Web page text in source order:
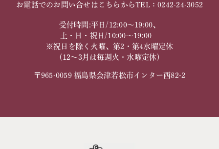
お電話でのお問い合せはこちらからTEL：0242-24-3052
受付時間:平日/12:00～19:00、
土・日・祝日/10:00～19:00
※祝日を除く火曜、第2・第4水曜定休
（12～3月は毎週火・水曜定休）
〒965-0059 福島県会津若松市インター西82-2